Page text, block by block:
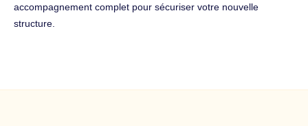
accompagnement complet pour sécuriser votre nouvelle
structure.